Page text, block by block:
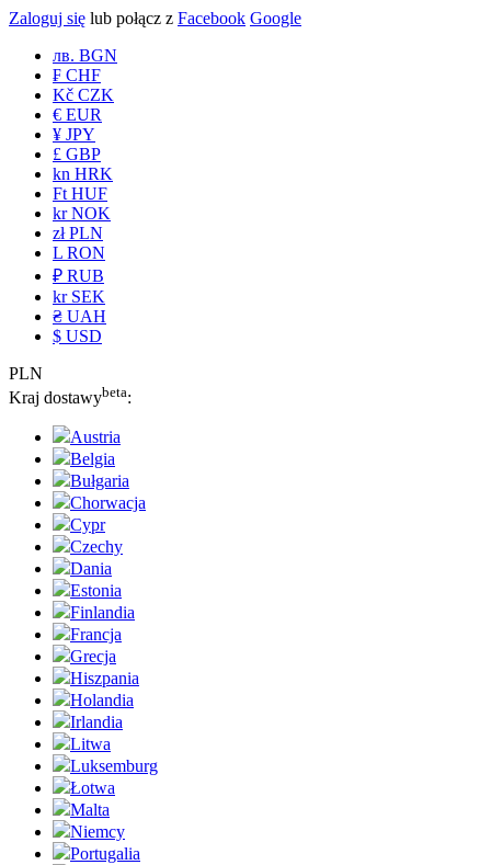
Zaloguj się lub połącz z Facebook Google
лв. BGN
₣ CHF
Kč CZK
€ EUR
¥ JPY
£ GBP
kn HRK
Ft HUF
kr NOK
zł PLN
L RON
₽ RUB
kr SEK
₴ UAH
$ USD
PLN
Kraj dostawybeta:
Austria
Belgia
Bułgaria
Chorwacja
Cypr
Czechy
Dania
Estonia
Finlandia
Francja
Grecja
Hiszpania
Holandia
Irlandia
Litwa
Luksemburg
Łotwa
Malta
Niemcy
Portugalia